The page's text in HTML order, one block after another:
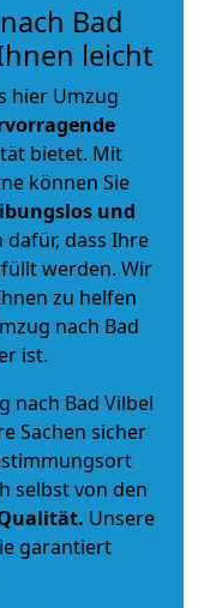
Bad
leicht
hier Umzug
bietet. Mit
können Sie
und
dass Ihre
werden. Wir
zu helfen
nach Bad
ist.
nach Bad Vilbel
Sachen sicher
selbst von den
. Unsere
garantiert